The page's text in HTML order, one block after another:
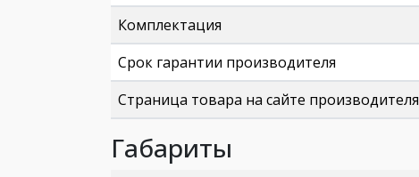
Комплектация
Срок гарантии производителя
Страница товара на сайте производителя
Габариты